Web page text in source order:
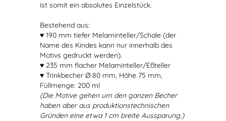
ist somit ein absolutes Einzelstück.
Bestehend aus:
♥ 190 mm tiefer Melaminteller/Schale (der
Name des Kindes kann nur innerhalb des
Motivs gedruckt werden).
♥ 235 mm flacher Melaminteller/Eßteller
♥ Trinkbecher Ø 80 mm, Höhe 75 mm,
Füllmenge: 200 ml
(Die Motive gehen um den ganzen Becher
haben aber aus produktionstechnischen
Gründen eine etwa 1 cm breite Aussparung.)